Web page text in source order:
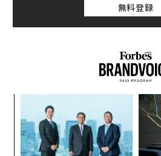
は、収益予想を下回ったものの
を上回り、同社のケーブルチャン
uTube TVとの長期化する可能性
告した後、木曜日の最大の敗者
木曜日午後2時30分直後の時点で
落し、Shopify、テスラ、パラン
はいずれも6%以上下落した。
無料登録